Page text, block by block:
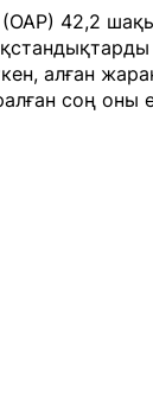
(ОАР) 42,2
алған
соң